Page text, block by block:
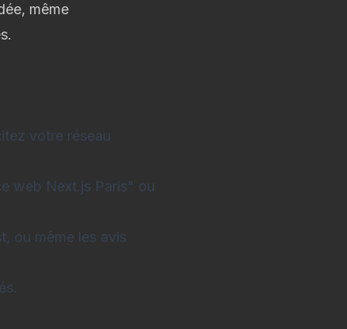
même
votre réseau
web Next.js Paris" ou
ou même les avis